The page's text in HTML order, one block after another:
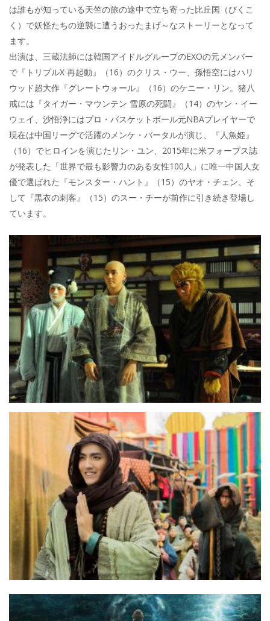
は誰もが知っている天竺の旅の途中で立ち寄った比丘国（びくこ
く）で妖怪たちの逆襲に遭うおったまげ～なストーリーとなって
ます。
出演は、三蔵法師には韓国アイドルグループのEXOの元メンバー
で『トリプルX 再起動』（16）のクリス・ウー、孫悟空にはハリ
ウッド超大作『グレートウォール』（16）のケニー・リン。猪八
戒には『タイガー・マウンテン 雪原の死闘』（14）のヤン・イー
ウェイ、沙悟浄にはプロ・バスケットボール元NBAプレイヤーで
現在は中国リーグで活躍のメンケ・バータルが演じ、『人魚姫』
（16）でヒロインを演じたリン・ユン、2015年に米フォーブス誌
が発表した「世界で最も影響力のある女性100人」に唯一中国人女
優で選ばれた『モンスター・ハント』（15）のヤオ・チェン、そ
して『黒衣の刺客』（15）のスー・チーが前作に引き続き登場し
ています。